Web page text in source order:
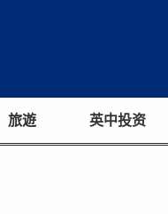
旅遊 英中投资